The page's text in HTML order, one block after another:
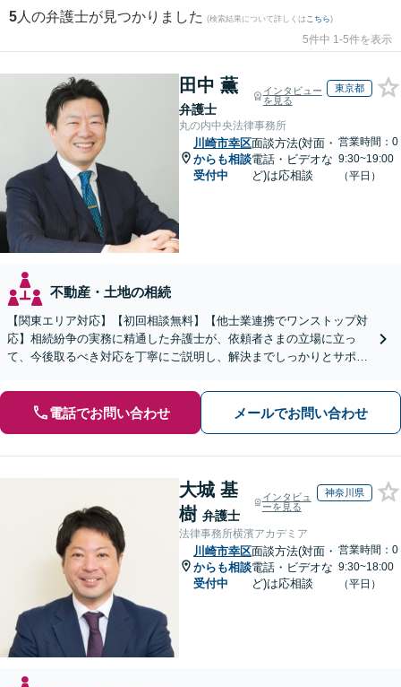
5 人の弁護士が見つかりました (検索結果について詳しくは こちら)
5件中 1-5件を表示
田中 薫
弁護士
インタビュー
を見る
東京都
丸の内中央法律事務所
川崎市幸区
からも相談
受付中
面談方法(対面・
電話・ビデオな
ど)は応相談
営業時間：0
9:30~19:00
（平日）
不動産・土地の相続
【関東エリア対応】【初回相談無料】【他士業連携でワンストップ対
応】相続紛争の実務に精通した弁護士が、依頼者さまの立場に立っ
て、今後取るべき対応を丁寧にご説明し、解決までしっかりとサポー
電話でお問い合わせ メールでお問い合わせ
大城 基
樹 弁護士
インタビュ
ーを見る
神奈川県
法律事務所横濱アカデミア
川崎市幸区
からも相談
受付中
面談方法(対面・
電話・ビデオな
ど)は応相談
営業時間：0
9:30~18:00
（平日）